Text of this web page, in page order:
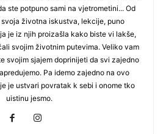
ste potpuno sami na vjetrometini... Od
životna iskustva, lekcije, puno
je iz njih proizašla kako biste vi lakše,
svojim životnim putevima. Veliko vam
svojim sjajem doprinijeti da svi zajedno
Pa idemo zajedno na ovo
je ustvari povratak k sebi i onome tko
uistinu jesmo.